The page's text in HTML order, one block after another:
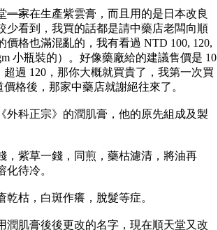
一家在生產紫雲膏，而且用的是日本改良
少看到，我買的話都是請中藥店老闆向順
價格也滿混亂的，我有看過 NTD 100, 120,
小瓶裝的）。好像藥廠給的建議售價是 10
超過 120，那你大概就買貴了，我第一次買
格後，那家中藥店就謝絕往來了。
外科正宗》的潤肌膏，他的原先組成及製
，紫草一錢，同煎，藥枯濾清，將油再
化待冷。
乾枯，白斑作癢，脫髮等症。
潤肌膏後後更改的名字，現在順天堂又改